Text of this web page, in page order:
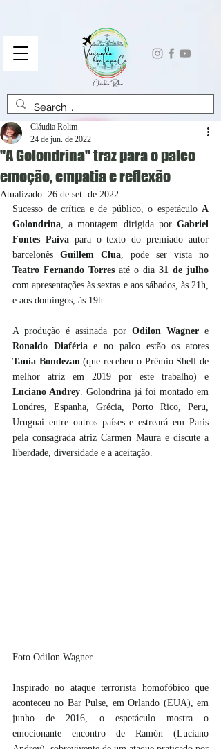
"A Golondrina" traz para o palco
emoção, empatia e reflexão
Cláudia Rolim
24 de jun. de 2022
Atualizado: 26 de set. de 2022
Sucesso de crítica e de público, o espetáculo A
Golondrina, a montagem dirigida por Gabriel
Fontes Paiva para o texto do premiado autor
barcelonês Guillem Clua
Teatro Fernando Torres até o dia 31 de julho
com apresentações às sextas e aos sábados, às 21h,
e aos domingos, às 19h.
A produção é assinada por Odilon Wagner
Ronaldo Diaféria
Tania Bondezan (que recebeu o Prêmio Shell de
Luciano Andrey. Golondrina já foi montado em
Londres, Espanha, Grécia, Porto Rico, Peru,
Uruguai entre outros países e estreará em Paris
pela consagrada atriz Carmen Maura e discute a
liberdade, diversidade e a aceitação.
Foto Odilon Wagner
Inspirado no ataque terrorista homofóbico que
aconteceu no Bar Pulse, em Orlando (EUA), em
junho de 2016, o espetáculo mostra o
emocionante encontro de Ramón (Luciano